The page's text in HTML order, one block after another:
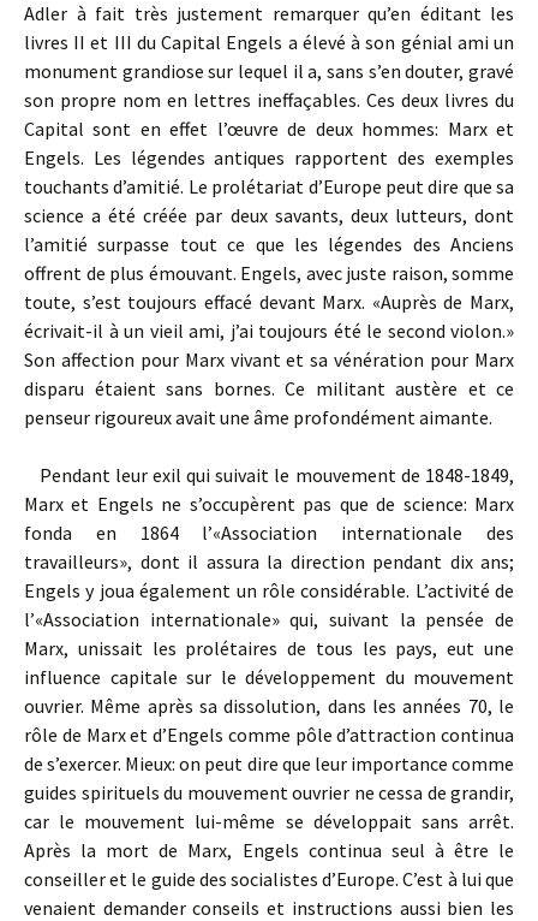
Adler à fait très justement remarquer qu’en éditant les
livres II et III du Capital Engels a élevé à son génial ami un
monument grandiose sur lequel il a, sans s’en douter, gravé
son propre nom en lettres ineffaçables. Ces deux livres du
Capital sont en effet l’œuvre de deux hommes: Marx et
Engels. Les légendes antiques rapportent des exemples
touchants d’amitié. Le prolétariat d’Europe peut dire que sa
science a été créée par deux savants, deux lutteurs, dont
l’amitié surpasse tout ce que les légendes des Anciens
offrent de plus émouvant. Engels, avec juste raison, somme
toute, s’est toujours effacé devant Marx. «Auprès de Marx,
écrivait-il à un vieil ami, j’ai toujours été le second violon.»
Son affection pour Marx vivant et sa vénération pour Marx
disparu étaient sans bornes. Ce militant austère et ce
penseur rigoureux avait une âme profondément aimante.
Pendant leur exil qui suivait le mouvement de 1848-1849,
Marx et Engels ne s’occupèrent pas que de science: Marx
fonda en 1864 l’«Association internationale des
travailleurs», dont il assura la direction pendant dix ans;
Engels y joua également un rôle considérable. L’activité de
l’«Association internationale» qui, suivant la pensée de
Marx, unissait les prolétaires de tous les pays, eut une
influence capitale sur le développement du mouvement
ouvrier. Même après sa dissolution, dans les années 70, le
rôle de Marx et d’Engels comme pôle d’attraction continua
de s’exercer. Mieux: on peut dire que leur importance comme
guides spirituels du mouvement ouvrier ne cessa de grandir,
car le mouvement lui-même se développait sans arrêt.
Après la mort de Marx, Engels continua seul à être le
conseiller et le guide des socialistes d’Europe. C’est à lui que
venaient demander conseils et instructions aussi bien les